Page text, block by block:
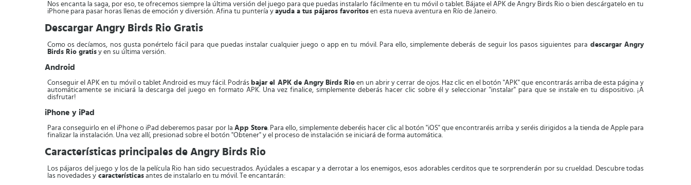
Nos encanta la saga, por eso, te ofrecemos siempre la última versión del juego para que puedas instalarlo fácilmente en tu móvil o tablet. Bájate el APK de Angry Birds Rio o bien descárgatelo en tu
iPhone para pasar horas llenas de emoción y diversión. Afina tu puntería y ayuda a tus pájaros favoritos en esta nueva aventura en Río de Janeiro.
Descargar Angry Birds Rio Gratis
Como os decíamos, nos gusta ponértelo fácil para que puedas instalar cualquier juego o app en tu móvil. Para ello, simplemente deberás de seguir los pasos siguientes para descargar Angry
Birds Rio gratis y en su última versión.
Android
Conseguir el APK en tu móvil o tablet Android es muy fácil. Podrás bajar el APK de Angry Birds Rioen un abrir y cerrar de ojos. Haz clic en el botón "APK" que encontrarás arriba de esta página y
automáticamente se iniciará la descarga del juego en formato APK. Una vez finalice, simplemente deberás hacer clic sobre él y seleccionar "instalar" para que se instale en tu dispositivo. ¡A
disfrutar!
iPhone y iPad
Para conseguirlo en el iPhone o iPad deberemos pasar por la App Store. Para ello, simplemente deberéis hacer clic al botón "iOS" que encontraréis arriba y seréis dirigidos a la tienda de Apple para
finalizar la instalación. Una vez allí, presionad sobre el botón "Obtener" y el proceso de instalación se iniciará de forma automática.
Características principales de Angry Birds Rio
Los pájaros del juego y los de la película Rio han sido secuestrados. Ayúdales a escapar y a derrotar a los enemigos, esos adorables cerditos que te sorprenderán por su crueldad. Descubre todas
las novedades y características antes de instalarlo en tu móvil. Te encantarán: